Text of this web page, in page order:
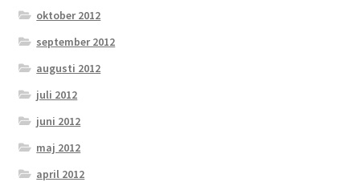
oktober 2012
september 2012
augusti 2012
juli 2012
juni 2012
maj 2012
april 2012